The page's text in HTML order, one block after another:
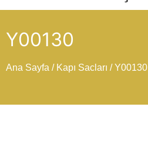
Y00130
Ana Sayfa / Kapı Sacları / Y00130